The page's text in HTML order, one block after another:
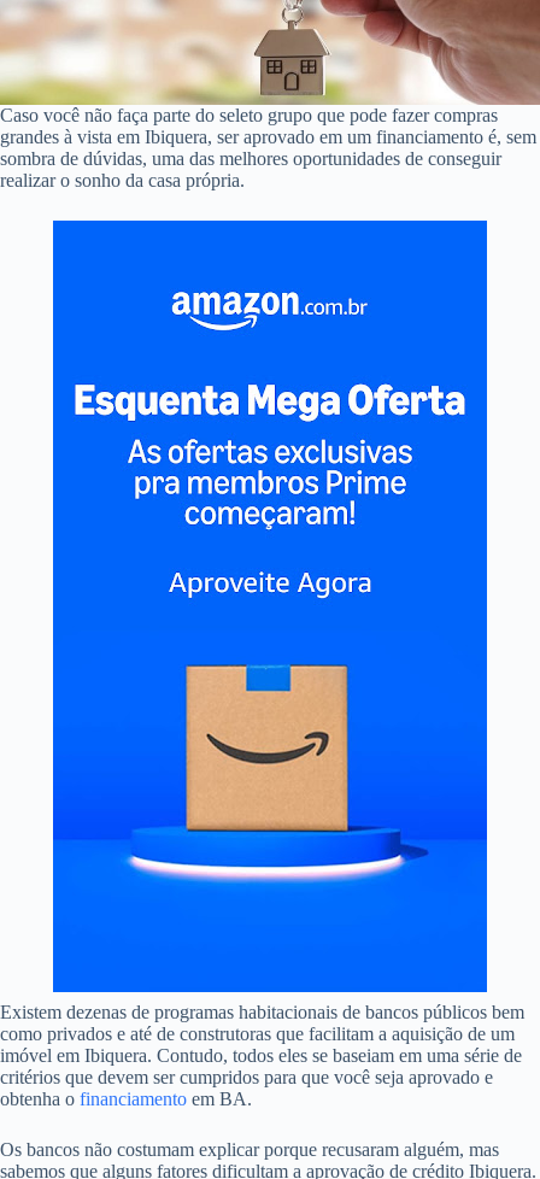
Caso você não faça parte do seleto grupo que pode fazer compras
grandes à vista em Ibiquera, ser aprovado em um financiamento é, sem
sombra de dúvidas, uma das melhores oportunidades de conseguir
realizar o sonho da casa própria.
Existem dezenas de programas habitacionais de bancos públicos bem
como privados e até de construtoras que facilitam a aquisição de um
imóvel em Ibiquera. Contudo, todos eles se baseiam em uma série de
critérios que devem ser cumpridos para que você seja aprovado e
obtenha o financiamento em BA.
Os bancos não costumam explicar porque recusaram alguém, mas
sabemos que alguns fatores dificultam a aprovação de crédito Ibiquera.